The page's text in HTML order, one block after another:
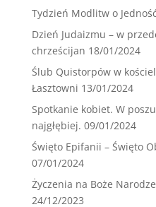
Tydzień Modlitw o
Dzień Judaizmu – w
chrześcijan 18/01/2024
Ślub Quistorpów w
Łasztowni 13/01/2024
Spotkanie kobiet. W
najgłębiej. 09/01/2024
Święto Epifanii – Święto
07/01/2024
Życzenia na Boże
24/12/2023